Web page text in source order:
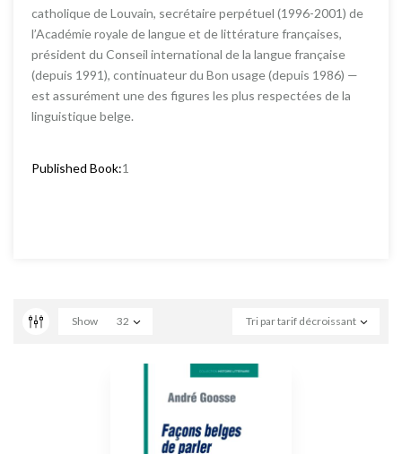
catholique de Louvain, secrétaire perpétuel (1996-2001) de
l’Académie royale de langue et de littérature françaises,
président du Conseil international de la langue française
(depuis 1991), continuateur du Bon usage (depuis 1986) —
est assurément une des figures les plus respectées de la
linguistique belge.
Published Book:1
Tri par tarif décroissant
Show 32